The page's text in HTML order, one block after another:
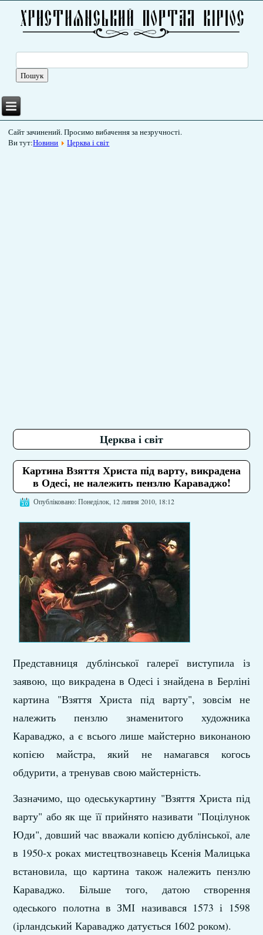
Сайт зачинений. Просимо вибачення за незручності.
Ви тут:Новини Церква і світ
Церква і світ
Картина Взяття Христа під варту, викрадена
в Одесі, не належить пензлю Караваджо!
Опубліковано: Понеділок, 12 липня 2010, 18:12
Представниця дублінської галереї виступила із
заявою, що викрадена в Одесі і знайдена в Берліні
картина "Взяття Христа під варту", зовсім не
належить пензлю знаменитого художника
Караваджо, а є всього лише майстерно виконаною
копією майстра, який не намагався когось
обдурити, а тренував свою майстерність.
Зазначимо, що одеськукартину "Взяття Христа під
варту" або як ще її прийнято називати "Поцілунок
Юди", довший час вважали копією дублінської, але
в 1950-х роках мистецтвознавець Ксенія Малицька
встановила, що картина також належить пензлю
Караваджо. Більше того, датою створення
одеського полотна в ЗМІ називався 1573 і 1598
(ірландський Караваджо датується 1602 роком).